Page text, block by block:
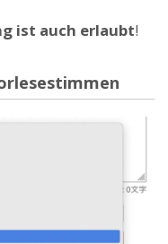
ist auch erlaubt!